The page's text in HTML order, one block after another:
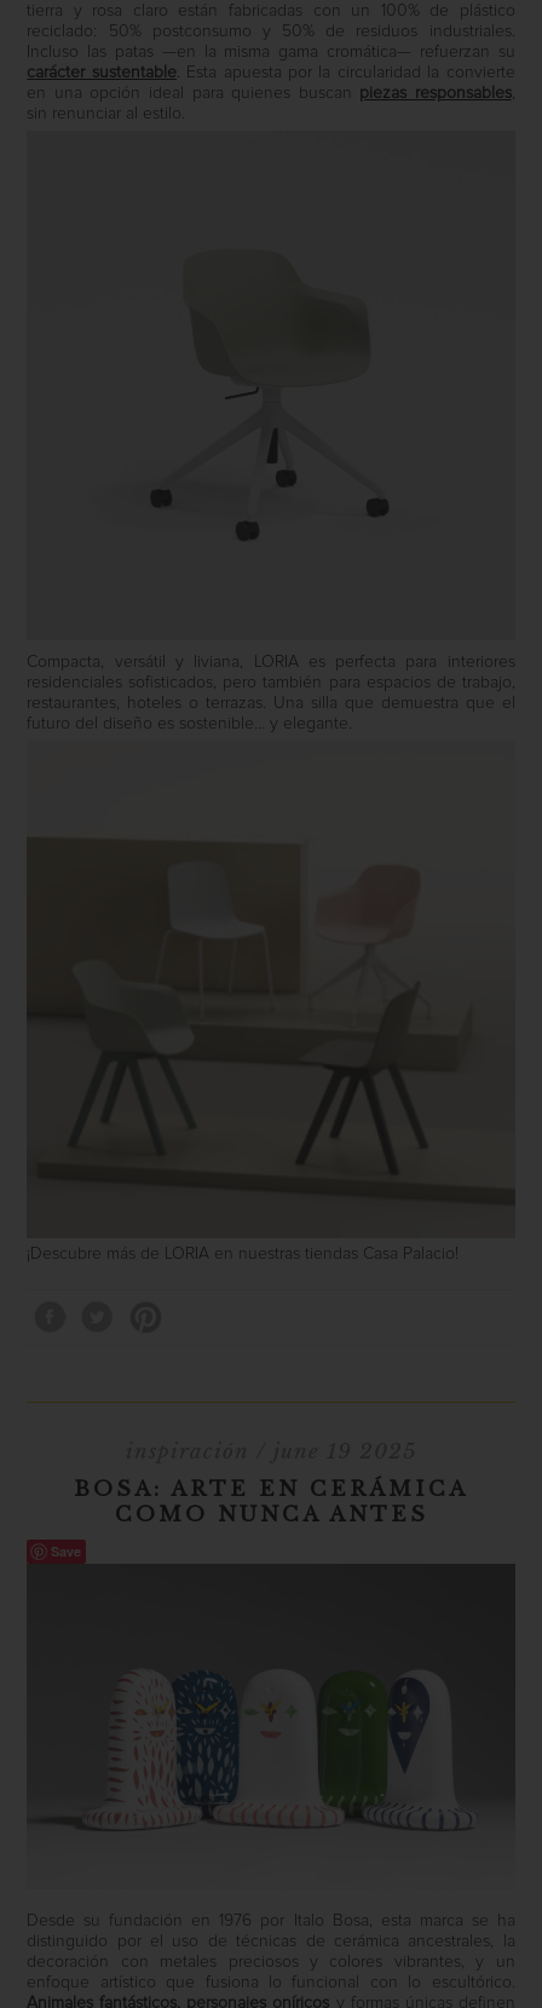
tierra y rosa claro están fabricadas con un 100% de plástico
reciclado: 50% postconsumo y 50% de residuos industriales.
Incluso las patas —en la misma gama cromática— refuerzan su
carácter sustentable. Esta apuesta por la circularidad la convierte
en una opción ideal para quienes buscan piezas responsables,
sin renunciar al estilo.
Compacta, versátil y liviana, LORIA es perfecta para interiores
residenciales sofisticados, pero también para espacios de trabajo,
restaurantes, hoteles o terrazas. Una silla que demuestra que el
futuro del diseño es sostenible… y elegante.
¡Descubre más de LORIA en nuestras tiendas Casa Palacio!
BOSA: ARTE EN CERÁMICA
COMO NUNCA ANTES
Save
Desde su fundación en 1976 por Italo Bosa, esta marca se ha
distinguido por el uso de técnicas de cerámica ancestrales, la
decoración con metales preciosos y colores vibrantes, y un
enfoque artístico que fusiona lo funcional con lo escultórico.
Animales fantásticos, personajes oníricos y formas únicas definen